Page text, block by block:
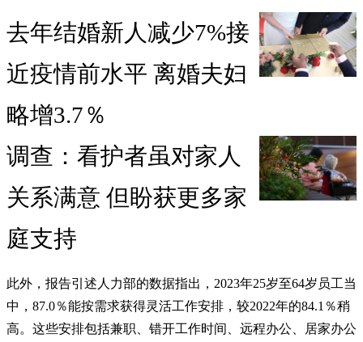
去年结婚新人减少7%接
近疫情前水平 离婚夫妇
略增3.7％
调查：看护者虽对家人
关系满意 但盼获更多家
庭支持
此外，报告引述人力部的数据指出，2023年25岁至64岁员工当
中，87.0％能按需求获得灵活工作安排，较2022年的84.1％稍
高。这些安排包括兼职、错开工作时间、远程办公、居家办公